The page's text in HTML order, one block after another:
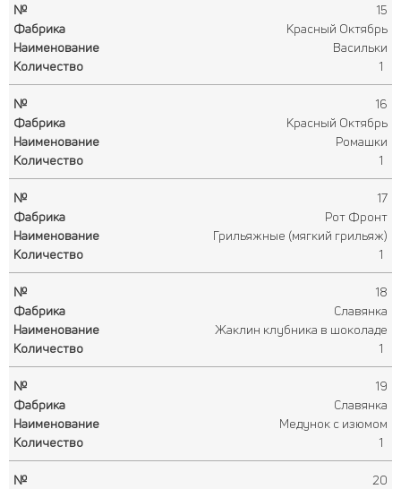
15
Красный Октябрь
Васильки
1
16
Красный Октябрь
Ромашки
1
17
Рот Фронт
Грильяжные (мягкий грильяж)
1
18
Славянка
Жаклин клубника в шоколаде
1
19
Славянка
Медунок с изюмом
1
20